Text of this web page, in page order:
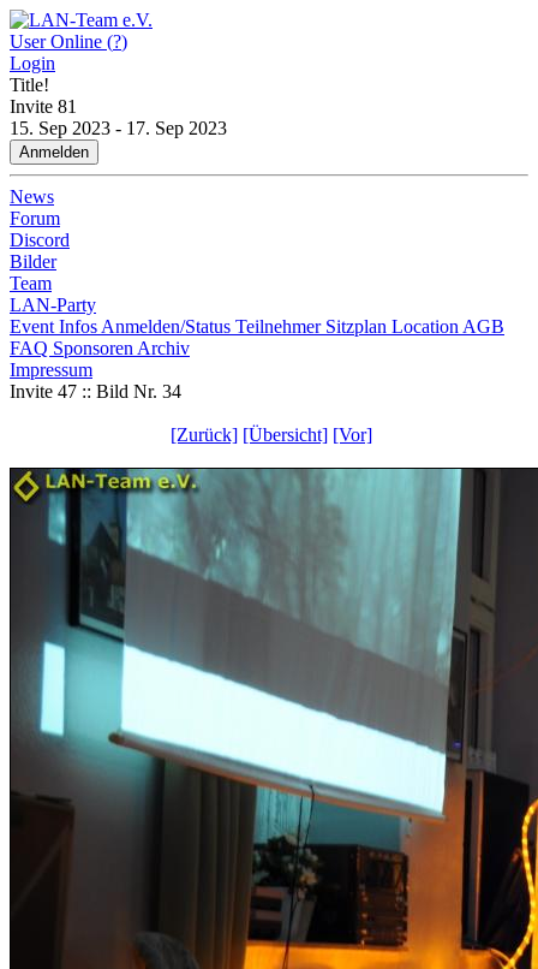
User Online (?)
Login
Title!
Invite 81
15. Sep 2023 - 17. Sep 2023
Anmelden
News
Forum
Discord
Bilder
Team
LAN-Party
Event Infos Anmelden/Status Teilnehmer Sitzplan Location AGB
FAQ Sponsoren Archiv
Impressum
Invite 47 :: Bild Nr. 34
[Zurück] [Übersicht] [Vor]